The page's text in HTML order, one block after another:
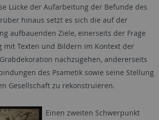
Lücke der Aufarbeitung der Befunde des
hinaus setzt es sich die auf der
aufbauenden Ziele, einerseits der Frage
mit Texten und Bildern im Kontext der
nachzugehen, andererseits
des Psametik sowie seine Stellung
Gesellschaft zu rekonstruieren.
Einen zweiten Schwerpunkt